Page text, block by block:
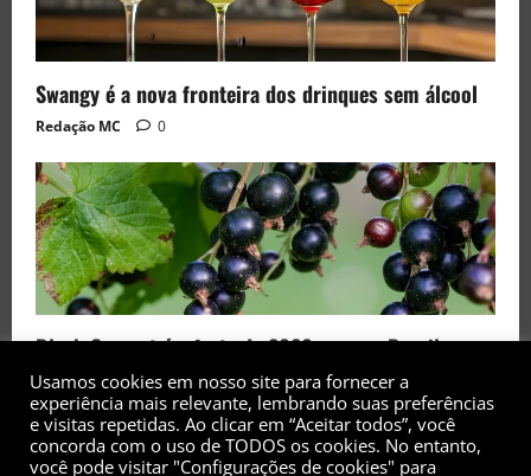
Swangy é a nova fronteira dos drinques sem álcool
Redação MC 0
Black Currant é a fruta de 2026 rara no Brasil
Redação MC 0
Usamos cookies em nosso site para fornecer a
experiência mais relevante, lembrando suas preferências
e visitas repetidas. Ao clicar em “Aceitar todos”, você
concorda com o uso de TODOS os cookies. No entanto,
você pode visitar "Configurações de cookies" para